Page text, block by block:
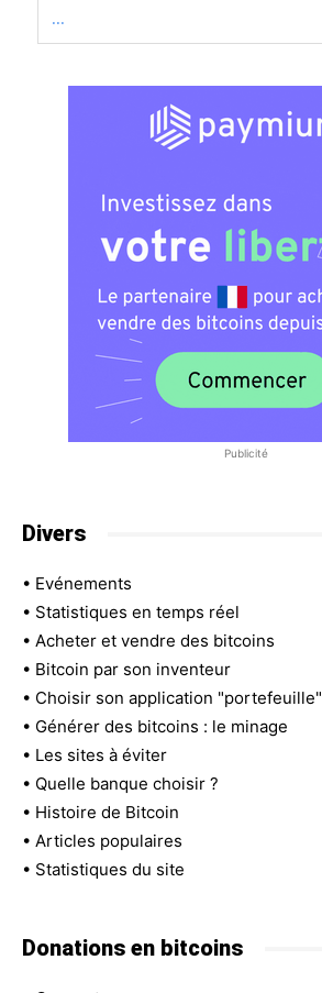
...
Publicité
Divers
• Evénements
• Statistiques en temps réel
• Acheter et vendre des bitcoins
• Bitcoin par son inventeur
• Choisir son application "portefeuille"
• Générer des bitcoins : le minage
• Les sites à éviter
• Quelle banque choisir ?
• Histoire de Bitcoin
• Articles populaires
• Statistiques du site
Donations en bitcoins